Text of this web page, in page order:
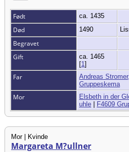
Født ca. 1435
Død 1490
Begravet
Gift
ca. 1465
[1]
Far Andreas
Gruppeskema
Mor
Elsbeth in der
uhle | F4609
Mor | Kvinde
Margareta M?ullner